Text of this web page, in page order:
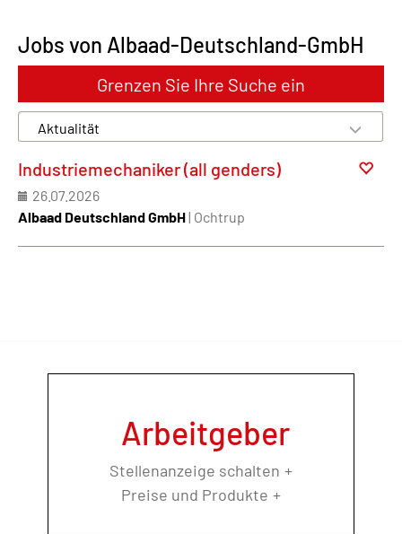
Jobs von Albaad-Deutschland-GmbH
Grenzen Sie Ihre Suche ein
Industriemechaniker (all genders)
26.07.2026
Albaad Deutschland GmbH| Ochtrup
Arbeitgeber
Stellenanzeige schalten
Preise und Produkte